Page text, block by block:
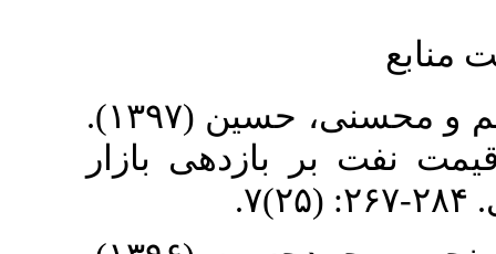
۱. [۱] بت شکن، محمدهاشم و محسنی، حسین (۱۳۹۷).
بازار